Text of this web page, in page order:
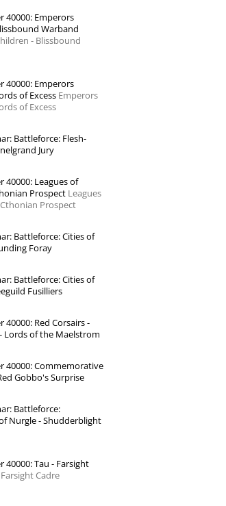
40000: Emperors
Warband
- Blissbound
40000: Emperors
of Excess Emperors
of Excess
Battleforce: Flesh-
Jury
40000: Leagues of
Prospect Leagues
Prospect
Battleforce: Cities of
Foray
Battleforce: Cities of
Fusilliers
40000: Red Corsairs -
Lords of the Maelstrom
40000: Commemorative
Gobbo's Surprise
Battleforce:
Nurgle - Shudderblight
40000: Tau - Farsight
Cadre